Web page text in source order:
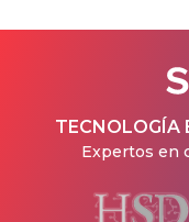
TECNOLOGÍA
Expertos en